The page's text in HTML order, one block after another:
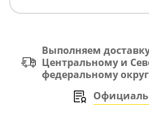
Выполняем
Центральному и
федеральному